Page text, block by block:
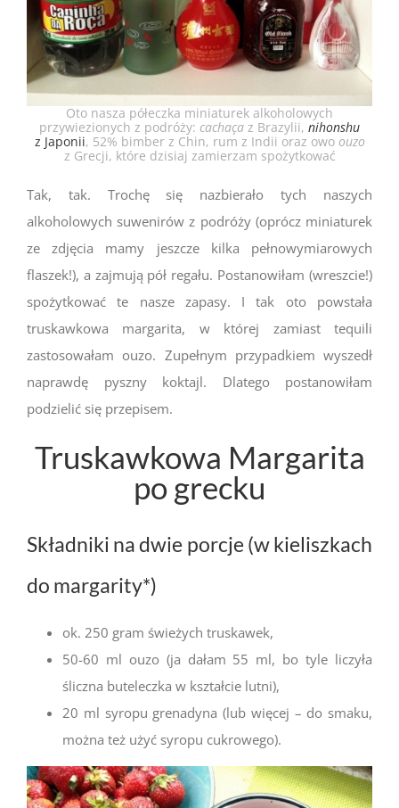
Oto nasza półeczka miniaturek alkoholowych
przywiezionych z podróży: cachaça z Brazylii, nihonshu
z Japonii, 52% bimber z Chin, rum z Indii oraz owo ouzo
z Grecji, które dzisiaj zamierzam spożytkować
Tak, tak. Trochę się nazbierało tych naszych
alkoholowych suwenirów z podróży (oprócz miniaturek
ze zdjęcia mamy jeszcze kilka pełnowymiarowych
flaszek!), a zajmują pół regału. Postanowiłam (wreszcie!)
spożytkować te nasze zapasy. I tak oto powstała
truskawkowa margarita, w której zamiast tequili
zastosowałam ouzo. Zupełnym przypadkiem wyszedł
naprawdę pyszny koktajl. Dlatego postanowiłam
podzielić się przepisem.
Truskawkowa Margarita
po grecku
Składniki na dwie porcje (w kieliszkach
do margarity*)
ok. 250 gram świeżych truskawek,
50-60 ml ouzo (ja dałam 55 ml, bo tyle liczyła
śliczna buteleczka w kształcie lutni),
20 ml syropu grenadyna (lub więcej – do smaku,
można też użyć syropu cukrowego).